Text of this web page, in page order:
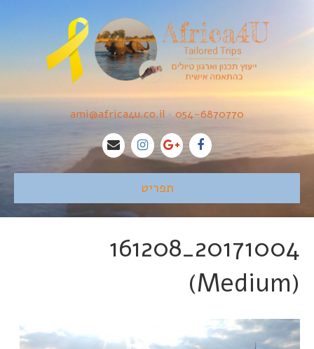
054-6870770
•
ami@africa4u.co.il
תפריט
20171004_161208
(Medium)